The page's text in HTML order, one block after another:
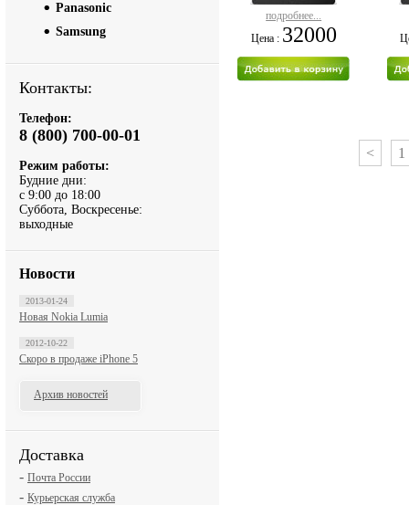
подробнее...
Цена : 32000
< 1
Panasonic
Samsung
Контакты:
Телефон:
8 (800) 700-00-01
Режим работы:
Будние дни:
с 9:00 до 18:00
Суббота, Воскресенье:
выходные
Новости
2013-01-24
Новая Nokia Lumia
2012-10-22
Скоро в продаже iPhone 5
Архив новостей
Доставка
- Почта России
- Курьерская служба